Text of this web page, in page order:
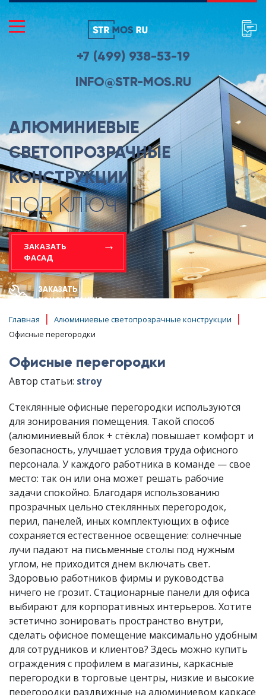
+7 (499) 938-53-19
INFO@STR-MOS.RU
АЛЮМИНИЕВЫЕ
СВЕТОПРОЗРАЧНЫЕ
КОНСТРУКЦИИ
ПОД КЛЮЧ
ЗАКАЗАТЬ
ФАСАД
ЗАКАЗАТЬ
КОНСУЛЬТАЦИЮ
Главная | Алюминиевые светопрозрачные конструкции |
Офисные перегородки
Офисные перегородки
Автор статьи: stroy
Стеклянные офисные перегородки используются
для зонирования помещения. Такой способ
(алюминиевый блок + стёкла) повышает комфорт и
безопасность, улучшает условия труда офисного
персонала. У каждого работника в команде — свое
место: так он или она может решать рабочие
задачи спокойно. Благодаря использованию
прозрачных цельно стеклянных перегородок,
перил, панелей, иных комплектующих в офисе
сохраняется естественное освещение: солнечные
лучи падают на письменные столы под нужным
углом, не приходится днем включать свет.
Здоровью работников фирмы и руководства
ничего не грозит. Стационарные панели для офиса
выбирают для корпоративных интерьеров. Хотите
эстетично зонировать пространство внутри,
сделать офисное помещение максимально удобным
для сотрудников и клиентов? Здесь можно купить
ограждения с профилем в магазины, каркасные
перегородки в торговые центры, низкие и высокие
перегородки раздвижные на алюминиевом каркасе